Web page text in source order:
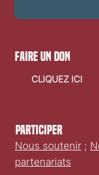
Participer
Nous soutenir ;
partenariats
faire un don
CLIQUEZ ICI